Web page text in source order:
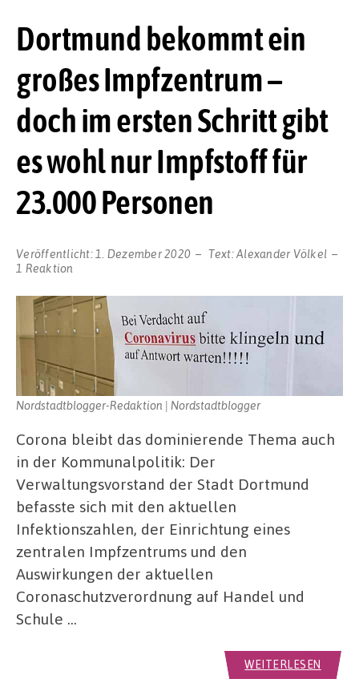
Dortmund bekommt ein
großes Impfzentrum –
doch im ersten Schritt gibt
es wohl nur Impfstoff für
23.000 Personen
Veröffentlicht: 1. Dezember 2020 Text:Alexander Völkel
1 Reaktion
Nordstadtblogger-Redaktion | Nordstadtblogger
Corona bleibt das dominierende Thema auch
in der Kommunalpolitik: Der
Verwaltungsvorstand der Stadt Dortmund
befasste sich mit den aktuellen
Infektionszahlen, der Einrichtung eines
zentralen Impfzentrums und den
Auswirkungen der aktuellen
Coronaschutzverordnung auf Handel und
Schule …
WEITERLESEN